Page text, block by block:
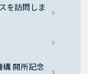
を訪問しま
開所記念